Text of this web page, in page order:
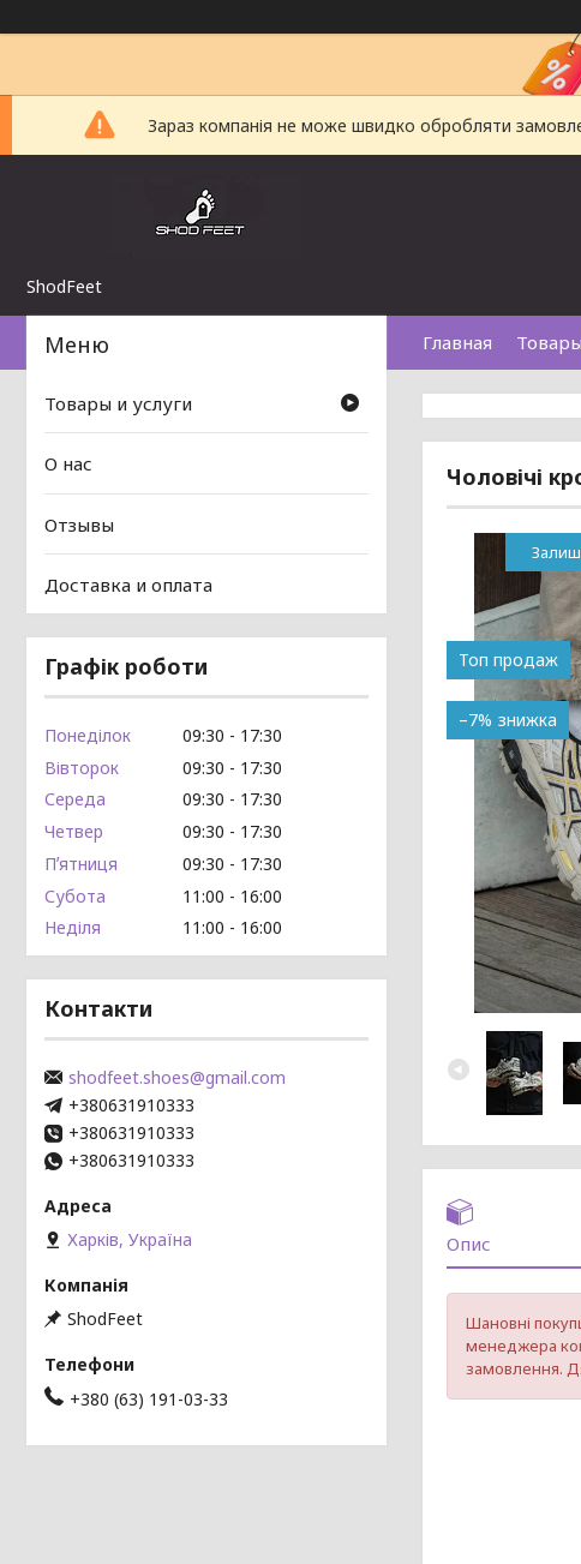
Зараз компанія не може швидко обробляти
ShodFeet
Главная
Чоловічі
Топ продаж
–7%
Опис
Шановні
менеджера
замовлення.
Товары и услуги
О нас
Отзывы
Доставка и оплата
Графік роботи
Понеділок 09:30
17:30
Вівторок
09:30
17:30
Середа
09:30
17:30
Четвер
09:30
17:30
Пʼятниця
09:30
17:30
Субота
11:00
16:00
Неділя
11:00 16:00
Контакти
shodfeet.shoes@gmail.com
+380631910333
+380631910333
+380631910333
Харків, Україна
ShodFeet
+380 (63) 191-03-33